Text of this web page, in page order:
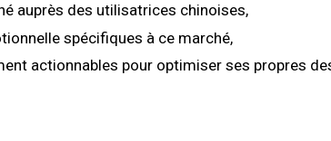
auprès des utilisatrices chinoises,
spécifiques à ce marché,
actionnables pour optimiser ses propres